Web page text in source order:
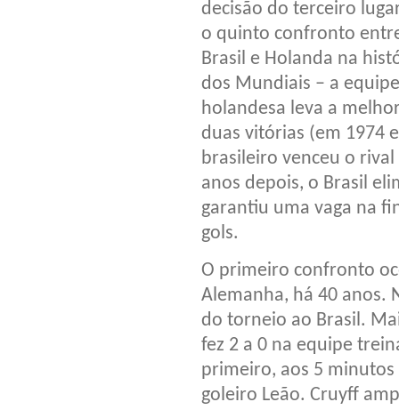
decisão do terceiro
o quinto confronto
Brasil e Holanda na
dos Mundiais – a equipe
holandesa leva a
duas vitórias (em 1974
brasileiro venceu o
anos depois, o Brasil
garantiu uma vaga na
gols.
O primeiro confronto
Alemanha, há 40 anos.
do torneio ao Brasil.
fez 2 a 0 na equipe
primeiro, aos 5
goleiro Leão. Cruyff